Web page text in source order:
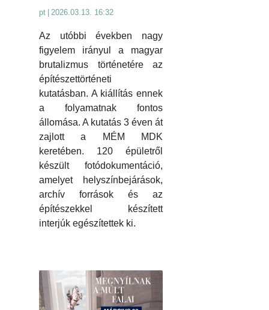
pt 2026.03.13. 16:32
Az utóbbi években nagy
figyelem irányul a magyar
brutalizmus történetére az
építészettörténeti
kutatásban. A kiállítás ennek
a folyamatnak fontos
állomása. A kutatás 3 éven át
zajlott a MÉM MDK
keretében. 120 épületről
készült fotódokumentáció,
amelyet helyszínbejárások,
archív források és az
építészekkel készített
interjúk egészítettek ki.